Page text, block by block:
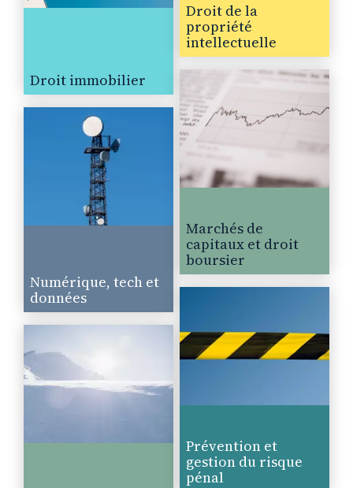
Droit immobilier
Droit de la
propriété
intellectuelle
Numérique, tech et
données
Marchés de
capitaux et droit
boursier
Prévention et
gestion du risque
pénal